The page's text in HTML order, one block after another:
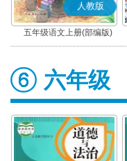
人教版
五年级语文上册(部编版)
六年级